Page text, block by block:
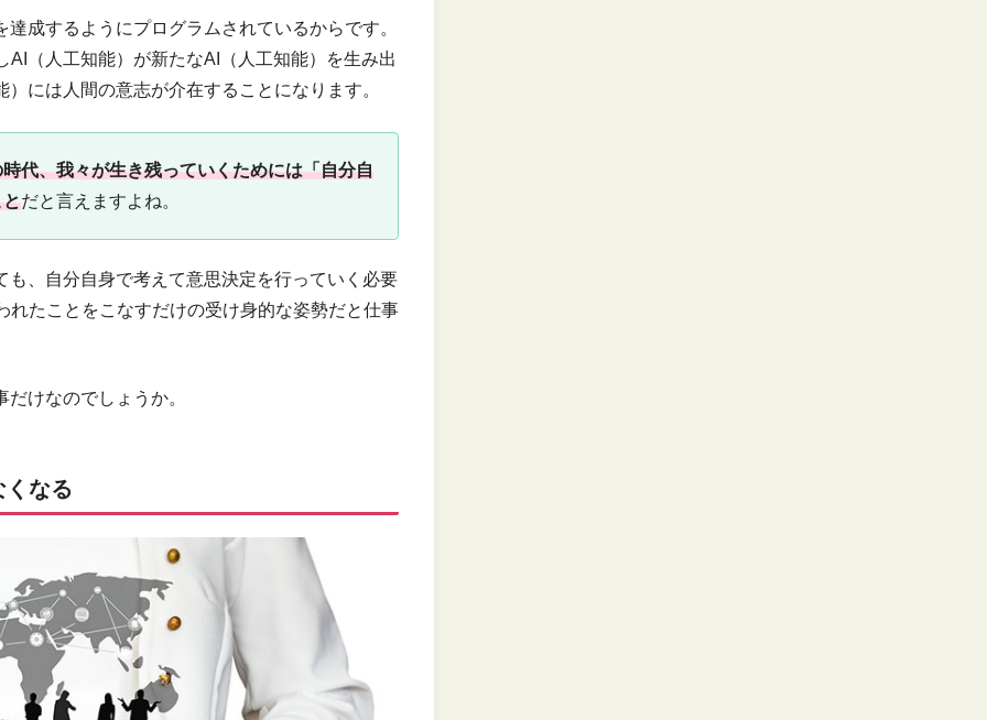
成するようにプログラムされているからです。
（人工知能）が新たなAI（人工知能）を生み出
には人間の意志が介在することになります。
代、我々が生き残っていくためには「自分自
とだと言えますよね。
、自分自身で考えて意思決定を行っていく必要
れたことをこなすだけの受け身的な姿勢だと仕事
けなのでしょうか。
くなる